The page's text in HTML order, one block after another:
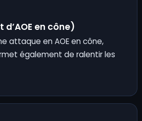
en cône)
attaque en AOE en cône,
également de ralentir les